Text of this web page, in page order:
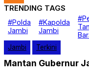
Berita
Daerah
Kanal
Hukum & Kriminal
Peristiwa
Politik
TRENDING TAGS
#Polda
Jambi
#Kapolda
Jambi
Jambi Terkini
Mantan Gubernur